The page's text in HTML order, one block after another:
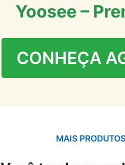
Yoosee –
CONHEÇA
MAIS